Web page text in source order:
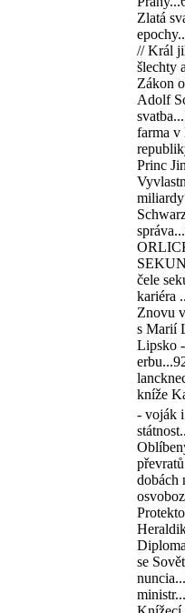
Zlatá
// Král
šlechty
Zákon
Adolf
farma v
Princ
čele
kariéra
Znovu
s Marií
Lipsko
kníže
- voják
dobách
se